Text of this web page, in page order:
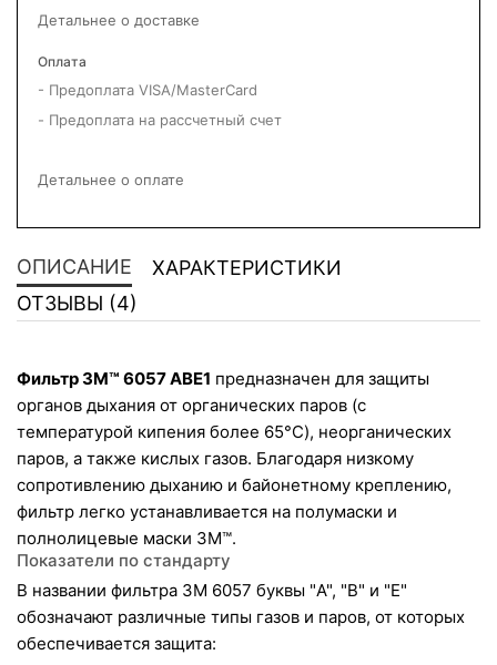
Детальнее о доставке
Оплата
- Предоплата VISA/MasterCard
- Предоплата на рассчетный счет
Детальнее о оплате
ОПИСАНИЕ
ХАРАКТЕРИСТИКИ
ОТЗЫВЫ (4)
Фильтр 3M™ 6057 ABE1 предназначен для защиты
органов дыхания от органических паров (с
температурой кипения более 65°C), неорганических
паров, а также кислых газов. Благодаря низкому
сопротивлению дыханию и байонетному креплению,
фильтр легко устанавливается на полумаски и
полнолицевые маски 3M™.
Показатели по стандарту
В названии фильтра 3M 6057 буквы "A", "B" и "E"
обозначают различные типы газов и паров, от которых
обеспечивается защита: